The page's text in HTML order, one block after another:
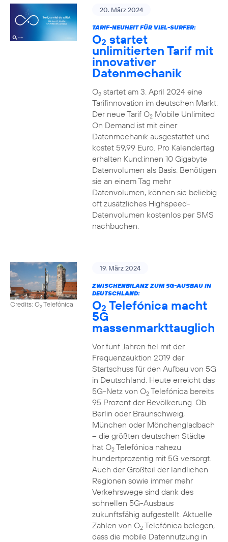
20. März 2024
TARIF-NEUHEIT FÜR VIEL-SURFER:
O2 startet
unlimitierten Tarif mit
innovativer
Datenmechanik
O2startet am 3. April 2024 eine
Tarifinnovation im deutschen Markt:
Der neue Tarif O2Mobile Unlimited
On Demand ist mit einer
Datenmechanik ausgestattet und
kostet 59,99 Euro. Pro Kalendertag
erhalten Kund:innen 10 Gigabyte
Datenvolumen als Basis. Benötigen
sie an einem Tag mehr
Datenvolumen, können sie beliebig
oft zusätzliches Highspeed-
Datenvolumen kostenlos per SMS
nachbuchen.
Credits: O2Telefónica
19. März 2024
ZWISCHENBILANZ ZUM 5G-AUSBAU IN
DEUTSCHLAND:
O2 Telefónica macht
5G
massenmarkttauglich
Vor fünf Jahren fiel mit der
Frequenzauktion 2019 der
Startschuss für den Aufbau von 5G
in Deutschland. Heute erreicht das
5G-Netz von O2Telefónica bereits
95 Prozent der Bevölkerung. Ob
Berlin oder Braunschweig,
München oder Mönchengladbach
– die größten deutschen Städte
hat O2Telefónica nahezu
hundertprozentig mit 5G versorgt.
Auch der Großteil der ländlichen
Regionen sowie immer mehr
Verkehrswege sind dank des
schnellen 5G-Ausbaus
zukunftsfähig aufgestellt. Aktuelle
Zahlen von O2Telefónica belegen,
dass die mobile Datennutzung in